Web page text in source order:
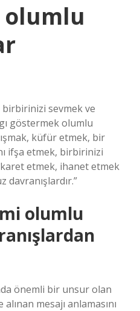
sevmek ve
göstermek olumlu
küfür etmek, bir
ifşa etmek, birbirinizi
etmek, ihanet etmek
olumlu
önemli bir unsur olan
mesajı anlamasını